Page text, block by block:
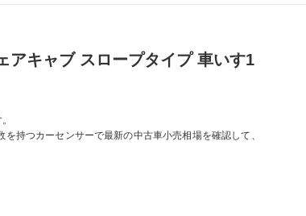
アキャブ スロープタイプ 車いす1
持つカーセンサーで最新の中古車小売相場を確認して、